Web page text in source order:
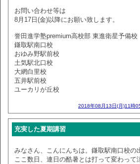
お問い合わせ等は
8月17日(金)以降にお願い致します。
誉田進学塾premium高校部 東進衛星予備校
鎌取駅南口校
おゆみ野駅前校
土気駅北口校
大網白里校
五井駅前校
ユーカリが丘校
2018年08月13日(月)11時
充実した夏期講習
みなさん、こんにんちは。鎌取駅南口校の
ここ数日、連日の酷暑とは打って変わって